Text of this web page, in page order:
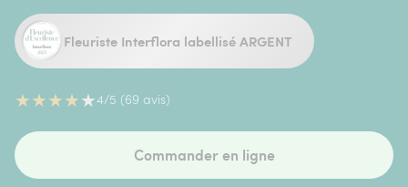
Fleuriste Interflora labellisé ARGENT
★★★★★4/5 (69 avis)
Commander en ligne